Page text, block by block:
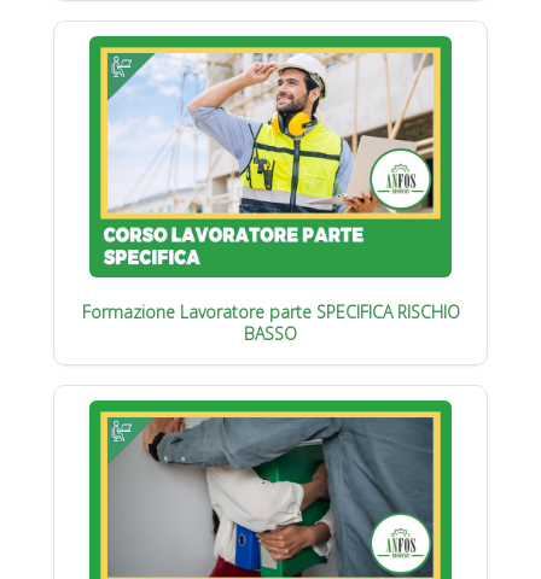
Formazione Lavoratore parte SPECIFICA RISCHIO
BASSO